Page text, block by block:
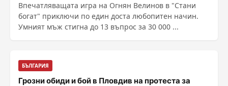
Впечатляващата игра на Огнян Велинов в "Стани
богат" приключи по един доста любопитен начин.
Умният мъж стигна до 13 въпрос за 30 000 ...
БЪЛГАРИЯ
Грозни обиди и бой в Пловдив на протеста за